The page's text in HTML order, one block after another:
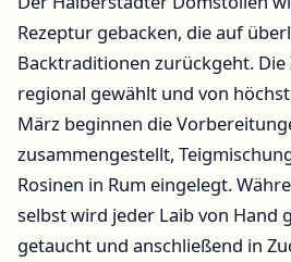
Rezeptur gebacken, die auf
Backtraditionen zurückgeht.
regional gewählt und von
März beginnen die
zusammengestellt,
Rosinen in Rum eingelegt.
selbst wird jeder Laib von Hand
getaucht und anschließend in